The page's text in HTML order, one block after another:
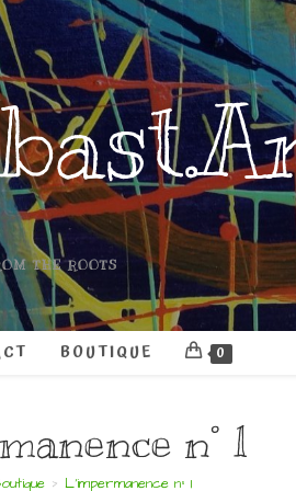
THE ROOTS
BOUTIQUE 0
n° 1
> L’impermanence n° 1